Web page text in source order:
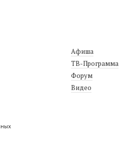
Афиша
ТВ-Программа
Форум
Видео